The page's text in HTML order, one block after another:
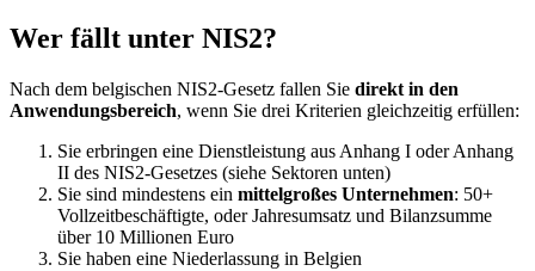
Wer fällt unter NIS2?
Nach dem belgischen NIS2-Gesetz fallen Sie direkt in den
Anwendungsbereich, wenn Sie drei Kriterien gleichzeitig erfüllen:
Sie erbringen eine Dienstleistung aus Anhang I oder Anhang
II des NIS2-Gesetzes (siehe Sektoren unten)
Sie sind mindestens ein mittelgroßes Unternehmen: 50+
Vollzeitbeschäftigte, oder Jahresumsatz und Bilanzsumme
über 10 Millionen Euro
Sie haben eine Niederlassung in Belgien